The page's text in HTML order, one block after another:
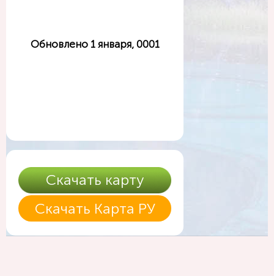
Обновлено 1 января, 0001
Скачать карту
Скачать Карта РУ